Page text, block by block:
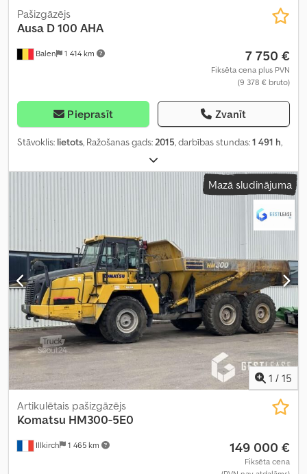
Balen 1 414 km
Pašizgāzējs
Ausa D 100 AHA
7 750 €
Fiksēta cena plus PVN
(9 378 € bruto)
Pieprasīt Zvanīt
Stāvoklis: lietots, Ražošanas gads:2015, darbības stundas:1 491 h,
Mazā sludinājuma
1 / 15
Illkirch 1 465 km
Artikulētais pašizgāzējs
Komatsu HM300-5E0
149 000 €
Fiksēta cena